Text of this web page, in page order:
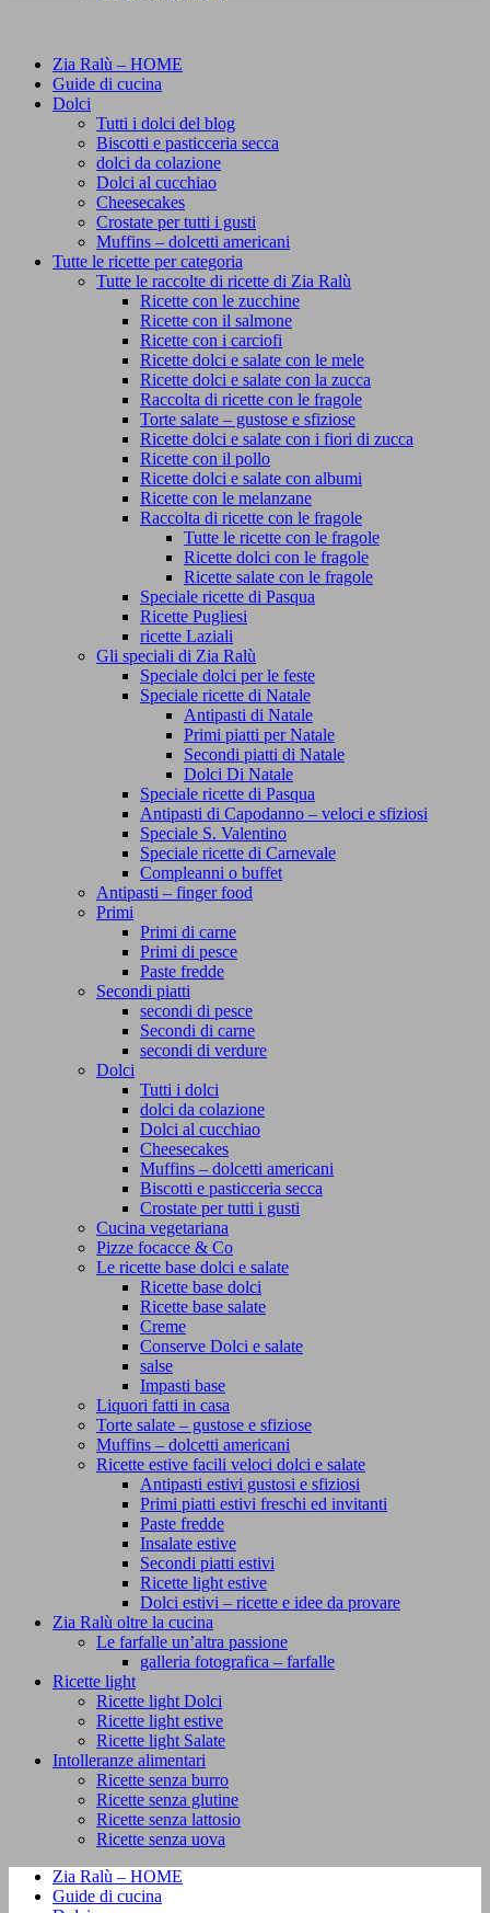
Zia Ralù – HOME
Guide di cucina
Dolci
Tutti i dolci del blog
Biscotti e pasticceria secca
dolci da colazione
Dolci al cucchiao
Cheesecakes
Crostate per tutti i gusti
Muffins – dolcetti americani
Tutte le ricette per categoria
Tutte le raccolte di ricette di Zia Ralù
Ricette con le zucchine
Ricette con il salmone
Ricette con i carciofi
Ricette dolci e salate con le mele
Ricette dolci e salate con la zucca
Raccolta di ricette con le fragole
Torte salate – gustose e sfiziose
Ricette dolci e salate con i fiori di zucca
Ricette con il pollo
Ricette dolci e salate con albumi
Ricette con le melanzane
Raccolta di ricette con le fragole
Tutte le ricette con le fragole
Ricette dolci con le fragole
Ricette salate con le fragole
Speciale ricette di Pasqua
Ricette Pugliesi
ricette Laziali
Gli speciali di Zia Ralù
Speciale dolci per le feste
Speciale ricette di Natale
Antipasti di Natale
Primi piatti per Natale
Secondi piatti di Natale
Dolci Di Natale
Speciale ricette di Pasqua
Antipasti di Capodanno – veloci e sfiziosi
Speciale S. Valentino
Speciale ricette di Carnevale
Compleanni o buffet
Antipasti – finger food
Primi
Primi di carne
Primi di pesce
Paste fredde
Secondi piatti
secondi di pesce
Secondi di carne
secondi di verdure
Dolci
Tutti i dolci
dolci da colazione
Dolci al cucchiao
Cheesecakes
Muffins – dolcetti americani
Biscotti e pasticceria secca
Crostate per tutti i gusti
Cucina vegetariana
Pizze focacce & Co
Le ricette base dolci e salate
Ricette base dolci
Ricette base salate
Creme
Conserve Dolci e salate
salse
Impasti base
Liquori fatti in casa
Torte salate – gustose e sfiziose
Muffins – dolcetti americani
Ricette estive facili veloci dolci e salate
Antipasti estivi gustosi e sfiziosi
Primi piatti estivi freschi ed invitanti
Paste fredde
Insalate estive
Secondi piatti estivi
Ricette light estive
Dolci estivi – ricette e idee da provare
Zia Ralù oltre la cucina
Le farfalle un’altra passione
galleria fotografica – farfalle
Ricette light
Ricette light Dolci
Ricette light estive
Ricette light Salate
Intolleranze alimentari
Ricette senza burro
Ricette senza glutine
Ricette senza lattosio
Ricette senza uova
Zia Ralù – HOME
Guide di cucina